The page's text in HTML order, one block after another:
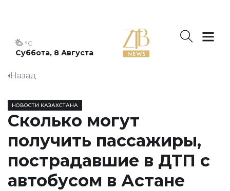
Суббота, 8 Августа
°C
Назад
НОВОСТИ КАЗАХСТАНА
Сколько могут
получить пассажиры,
пострадавшие в ДТП с
автобусом в Астане